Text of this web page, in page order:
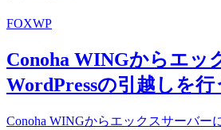
FOXWP
Conoha WINGからエッ
WordPressの引越しを行
Conoha WINGからエックスサーバー